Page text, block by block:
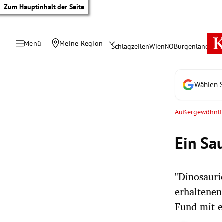
Zum Hauptinhalt der Seite
Menü Meine Region SchlagzeilenWienNÖBurgenland
Wählen
Ein
Fund mit